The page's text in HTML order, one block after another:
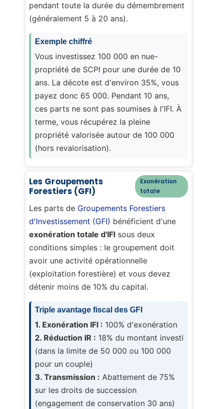
pendant toute la durée du démembrement
(généralement 5 à 20 ans).
Exemple chiffré
Vous investissez 100 000 en nue-
propriété de SCPI pour une durée de 10
ans. La décote est d'environ 35%, vous
payez donc 65 000. Pendant 10 ans,
ces parts ne sont pas soumises à l'IFI. À
terme, vous récupérez la pleine
propriété valorisée autour de 100 000
(hors revalorisation).
Les Groupements
Forestiers (GFI)
Exonération
totale
Les parts de Groupements Forestiers
d'Investissement (GFI) bénéficient d'une
exonération totale d'IFI sous deux
conditions simples : le groupement doit
avoir une activité opérationnelle
(exploitation forestière) et vous devez
détenir moins de 10% du capital.
Triple avantage fiscal des GFI
1. Exonération IFI : 100% d'exonération
2. Réduction IR : 18% du montant investi
(dans la limite de 50 000 ou 100 000
pour un couple)
3. Transmission : Abattement de 75%
sur les droits de succession
(engagement de conservation 30 ans)